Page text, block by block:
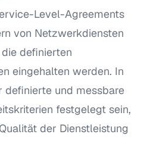
Level-Agreements
von Netzwerkdiensten
definierten
eingehalten werden. In
definierte und messbare
festgelegt sein,
der Dienstleistung